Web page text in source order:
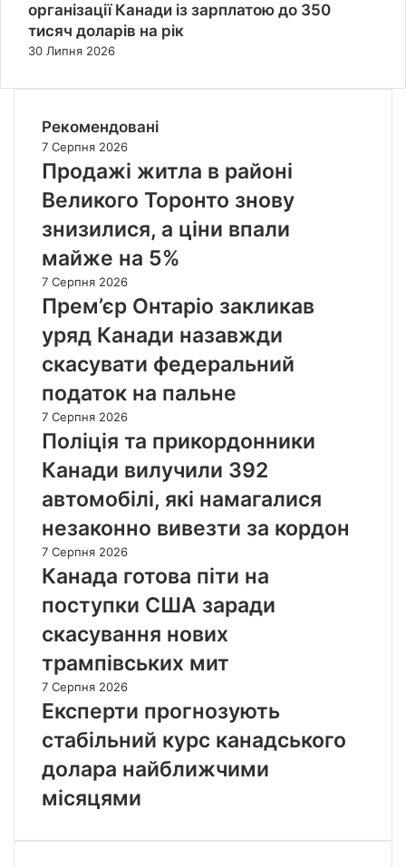
організації Канади із зарплатою до 350
тисяч доларів на рік
30 Липня 2026
Рекомендовані
7 Серпня 2026
Продажі житла в районі
Великого Торонто знову
знизилися, а ціни впали
майже на 5%
7 Серпня 2026
Прем’єр Онтаріо закликав
уряд Канади назавжди
скасувати федеральний
податок на пальне
7 Серпня 2026
Поліція та прикордонники
Канади вилучили 392
автомобілі, які намагалися
незаконно вивезти за кордон
7 Серпня 2026
Канада готова піти на
поступки США заради
скасування нових
трампівських мит
7 Серпня 2026
Експерти прогнозують
стабільний курс канадського
долара найближчими
місяцями